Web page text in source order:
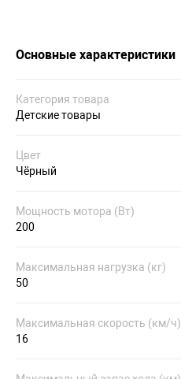
Основные характеристики
Категория товара
Детские товары
Цвет
Чёрный
Мощность мотора (Вт)
200
Максимальная нагрузка (кг)
50
Максимальная скорость (км/ч)
16